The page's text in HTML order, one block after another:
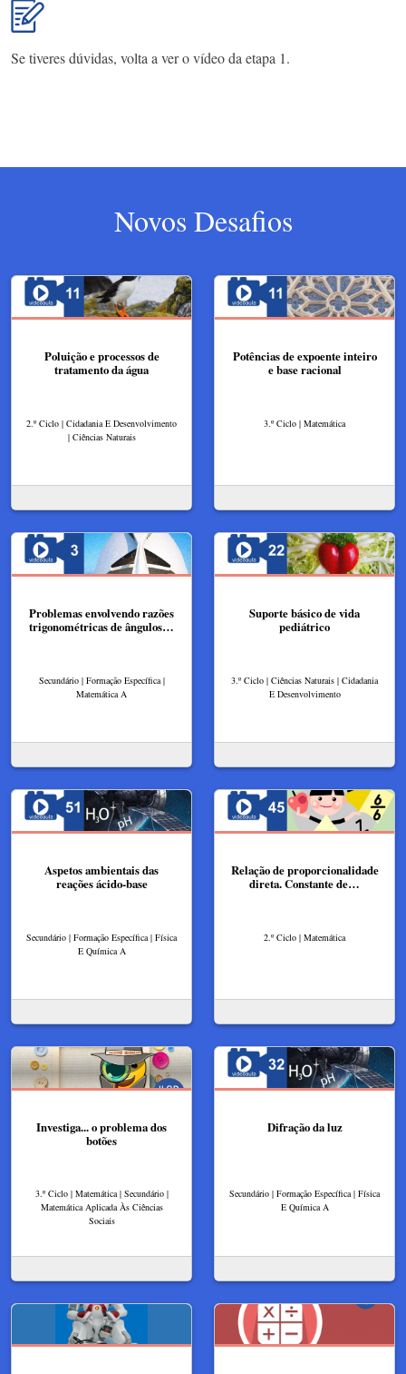
Se tiveres dúvidas, volta a ver o vídeo da etapa 1.
Novos Desafios
Poluição e processos de
tratamento da água
2.º Ciclo | Cidadania E Desenvolvimento
| Ciências Naturais
Potências de expoente inteiro
e base racional
3.º Ciclo | Matemática
Problemas envolvendo razões
trigonométricas de ângulos…
Secundário | Formação Específica |
Matemática A
Suporte básico de vida
pediátrico
3.º Ciclo | Ciências Naturais | Cidadania
E Desenvolvimento
Aspetos ambientais das
reações ácido-base
Secundário | Formação Específica | Física
E Química A
Relação de proporcionalidade
direta. Constante de…
2.º Ciclo | Matemática
Investiga... o problema dos
botões
3.º Ciclo | Matemática | Secundário |
Matemática Aplicada Às Ciências
Sociais
Difração da luz
Secundário | Formação Específica | Física
E Química A